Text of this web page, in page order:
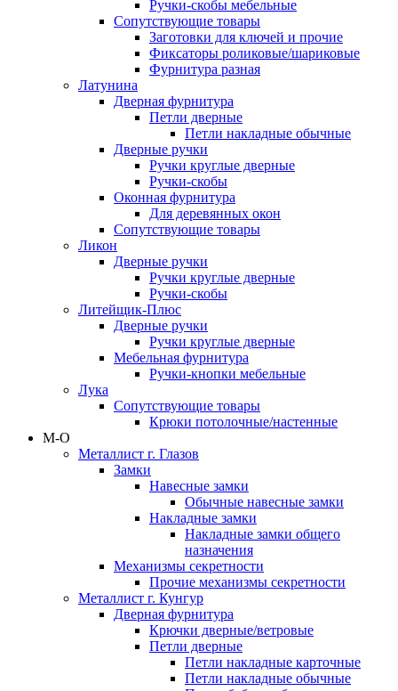
Ручки-скобы мебельные
Сопутствующие товары
Заготовки для ключей и прочие
Фиксаторы роликовые/шариковые
Фурнитура разная
Латунина
Дверная фурнитура
Петли дверные
Петли накладные обычные
Дверные ручки
Ручки круглые дверные
Ручки-скобы
Оконная фурнитура
Для деревянных окон
Сопутствующие товары
Ликон
Дверные ручки
Ручки круглые дверные
Ручки-скобы
Литейщик-Плюс
Дверные ручки
Ручки круглые дверные
Мебельная фурнитура
Ручки-кнопки мебельные
Лука
Сопутствующие товары
Крюки потолочные/настенные
М-О
Металлист г. Глазов
Замки
Навесные замки
Обычные навесные замки
Накладные замки
Накладные замки общего
назначения
Механизмы секретности
Прочие механизмы секретности
Металлист г. Кунгур
Дверная фурнитура
Крючки дверные/ветровые
Петли дверные
Петли накладные карточные
Петли накладные обычные